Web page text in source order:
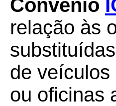
Convênio
relação às
de veículos
ou oficinas